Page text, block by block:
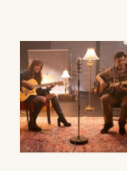
Jeux en Midi-
Jeux en
Newsletter